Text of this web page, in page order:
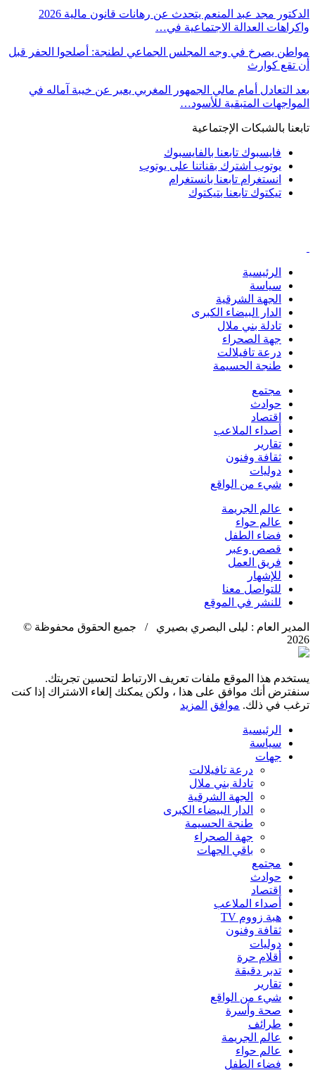
الدكتور مجد عبد المنعم يتحدث عن رهانات قانون مالية 2026
واكراهات العدالة الاجتماعية في…
مواطن يصرخ في وجه المجلس الجماعي لطنجة: أصلحوا الحفر قبل
أن تقع كوارث
بعد التعادل أمام مالي الجمهور المغربي يعبر عن خيبة آماله في
المواجهات المتبقية للأسود…
تابعنا بالشبكات الإجتماعية
فايسبوك تابعنا بالفايسبوك
يوتوب اشترك بقناتنا على يوتوب
انستغرام تابعنا بانستغرام
تيكتوك تابعنا بتيكتوك
الرئيسية
سياسة
الجهة الشرقية
الدار البيضاء الكبرى
تادلة بني ملال
جهة الصحراء
درعة تافيلالت
طنجة الحسيمة
مجتمع
حوادث
اقتصاد
أصداء الملاعب
تقارير
ثقافة وفنون
دوليات
شيء من الواقع
عالم الجريمة
عالم حواء
فضاء الطفل
قصص وعبر
فريق العمل
للإشهار
للتواصل معنا
للنشر في الموقع
المدير العام : ليلى البصري بصيري / جميع الحقوق محفوظة ©
2026
يستخدم هذا الموقع ملفات تعريف الارتباط لتحسين تجربتك.
سنفترض أنك موافق على هذا ، ولكن يمكنك إلغاء الاشتراك إذا كنت
ترغب في ذلك. موافق المزيد
الرئيسية
سياسة
جهات
درعة تافيلالت
تادلة بني ملال
الجهة الشرقية
الدار البيضاء الكبرى
طنجة الحسيمة
جهة الصحراء
باقي الجهات
مجتمع
حوادث
اقتصاد
أصداء الملاعب
هبة زووم TV
ثقافة وفنون
دوليات
أقلام حرة
تدبر دقيقة
تقارير
شيء من الواقع
صحة وأسرة
طرائف
عالم الجريمة
عالم حواء
فضاء الطفل